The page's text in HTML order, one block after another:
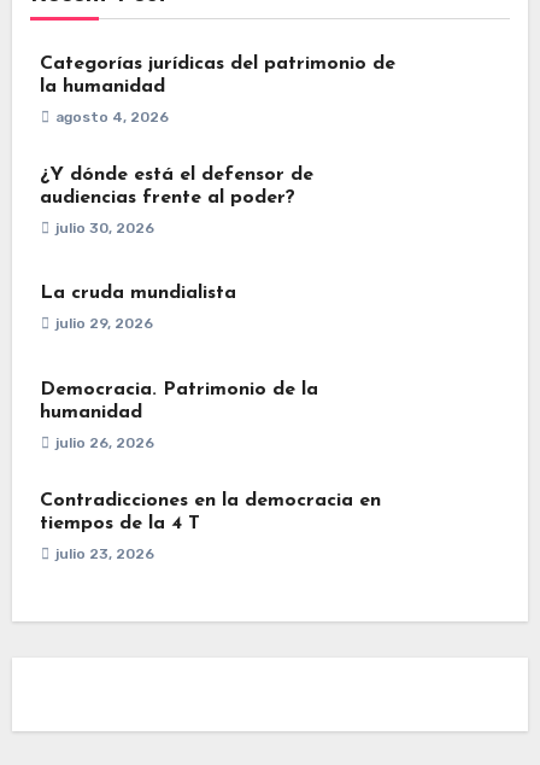
Categorías jurídicas del patrimonio de
la humanidad
agosto 4, 2026
¿Y dónde está el defensor de
audiencias frente al poder?
julio 30, 2026
La cruda mundialista
julio 29, 2026
Democracia. Patrimonio de la
humanidad
julio 26, 2026
Contradicciones en la democracia en
tiempos de la 4 T
julio 23, 2026